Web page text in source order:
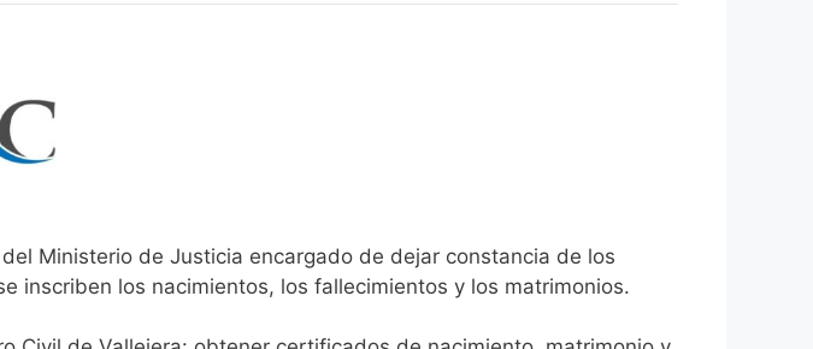
Ministerio de Justicia encargado de dejar constancia de los
inscriben los nacimientos, los fallecimientos y los matrimonios.